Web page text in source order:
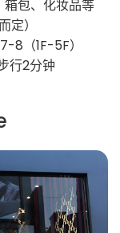
包、化妆品等
定）
8（1F-5F）
行2分钟